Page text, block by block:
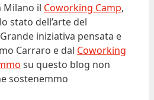
Milano il Coworking Camp,
stato dell’arte del
iniziativa pensata e
Carraro e dal Coworking
su questo blog non
sostenemmo